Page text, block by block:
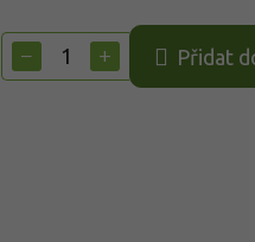
cena:
+
− Přidat